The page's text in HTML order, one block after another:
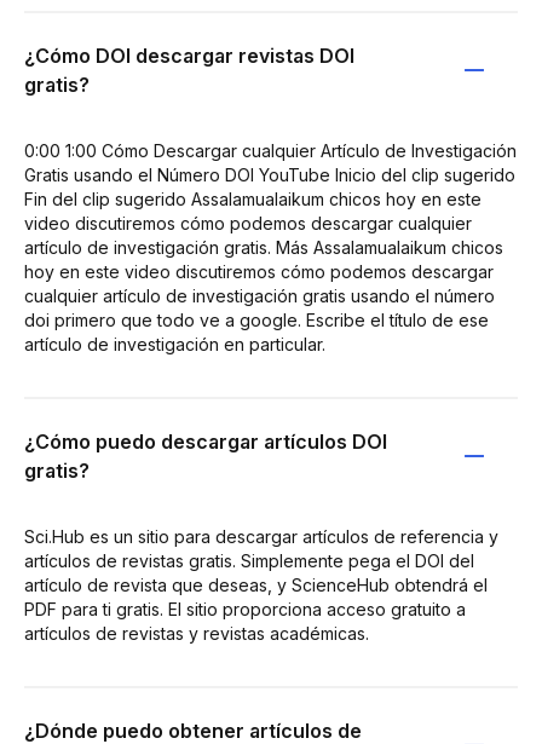
¿Cómo DOI descargar revistas DOI
gratis?
0:00 1:00 Cómo Descargar cualquier Artículo de Investigación
Gratis usando el Número DOI YouTube Inicio del clip sugerido
Fin del clip sugerido Assalamualaikum chicos hoy en este
video discutiremos cómo podemos descargar cualquier
artículo de investigación gratis. Más Assalamualaikum chicos
hoy en este video discutiremos cómo podemos descargar
cualquier artículo de investigación gratis usando el número
doi primero que todo ve a google. Escribe el título de ese
artículo de investigación en particular.
¿Cómo puedo descargar artículos DOI
gratis?
Sci.Hub es un sitio para descargar artículos de referencia y
artículos de revistas gratis. Simplemente pega el DOI del
artículo de revista que deseas, y ScienceHub obtendrá el
PDF para ti gratis. El sitio proporciona acceso gratuito a
artículos de revistas y revistas académicas.
¿Dónde puedo obtener artículos de